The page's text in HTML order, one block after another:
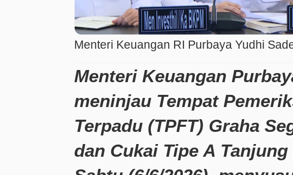
Menteri Keuangan RI Purbaya Yudhi
Menteri Keuangan
meninjau Tempat
Terpadu (TPFT) Graha
dan Cukai Tipe A